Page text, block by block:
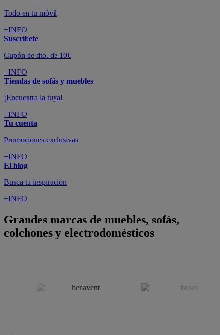
Todo en tu móvil
+INFO
Suscríbete
Cupón de dto. de 10€
+INFO
Tiendas de sofás y muebles
¡Encuentra la tuya!
+INFO
Tu cuenta
Promociones exclusivas
+INFO
El blog
Busca tu inspiración
+INFO
Grandes marcas de muebles, sofás,
colchones y electrodomésticos